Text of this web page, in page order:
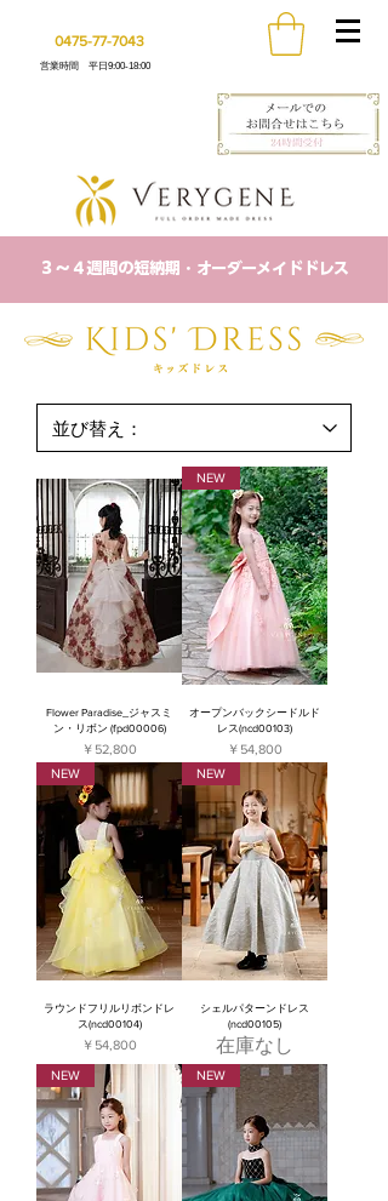
0475-77-7043
営業時間 平日9:00-18:00
​３〜４週間の短納期・オーダーメイドドレス
Flower Paradise_ジャスミ
ン・リボン (fpd00006)
価格
￥52,800
NEW
オープンバックシードルド
レス(ncd00103)
価格
￥54,800
NEW
ラウンドフリルリボンドレ
ス(ncd00104)
価格
￥54,800
NEW
シェルパターンドレス
(ncd00105)
在庫なし
NEW NEW